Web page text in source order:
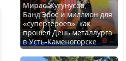
Искусственный интеллект
официально включили в
Мирас Жугунусов,
Банд’Эрос и миллион для
«супергероев»: как
прошел День металлурга
в Усть-Каменогорске